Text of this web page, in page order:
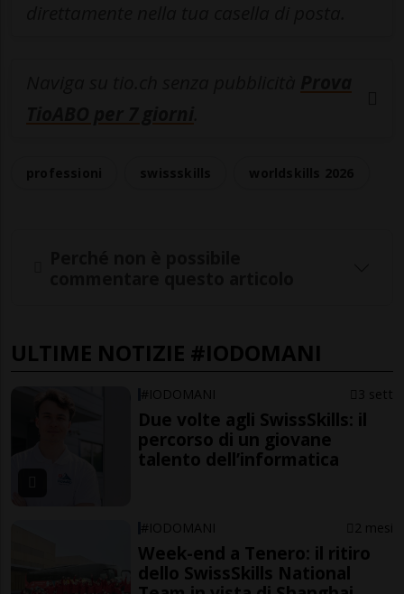
ULTIME NOTIZIE #IODOMANI
#IODOMANI 3 sett
Due volte agli SwissSkills: il
percorso di un giovane
talento dell’informatica
#IODOMANI 2 mesi
Week-end a Tenero: il ritiro
dello SwissSkills National